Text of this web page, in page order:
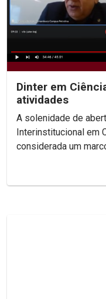
Dinter em
atividades
A solenidade de
Interinstitucional em
considerada um